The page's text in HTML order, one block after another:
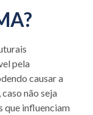
pela
causar a
não seja
que influenciam